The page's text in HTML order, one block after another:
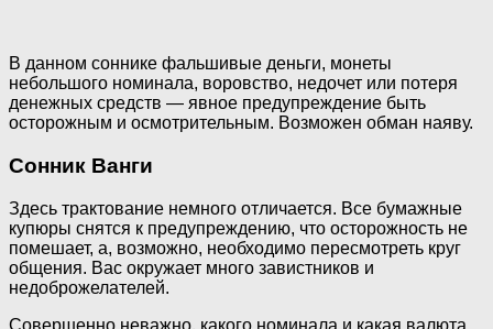
В данном соннике фальшивые деньги, монеты
небольшого номинала, воровство, недочет или потеря
денежных средств — явное предупреждение быть
осторожным и осмотрительным. Возможен обман наяву.
Сонник Ванги
Здесь трактование немного отличается. Все бумажные
купюры снятся к предупреждению, что осторожность не
помешает, а, возможно, необходимо пересмотреть круг
общения. Вас окружает много завистников и
недоброжелателей.
Совершенно неважно, какого номинала и какая валюта